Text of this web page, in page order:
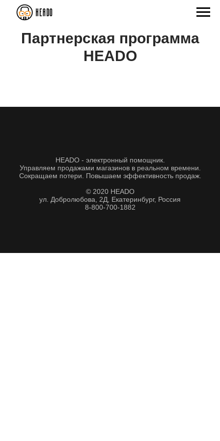
Партнерская программа
HEADO
HEADO - электронный помощник.
Управляем продажами магазинов в реальном времени.
Сокращаем потери. Повышаем эффективность продаж.
© 2020 HEADO
ул. Добролюбова, 2Д, Екатеринбург, Россия
8-800-700-1882